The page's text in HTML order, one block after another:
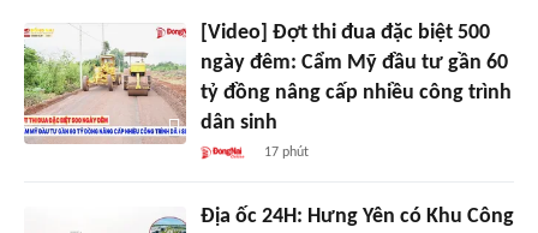
[Video] Đợt thi đua đặc biệt 500
ngày đêm: Cẩm Mỹ đầu tư gần 60
tỷ đồng nâng cấp nhiều công trình
dân sinh
17 phút
Địa ốc 24H: Hưng Yên có Khu Công